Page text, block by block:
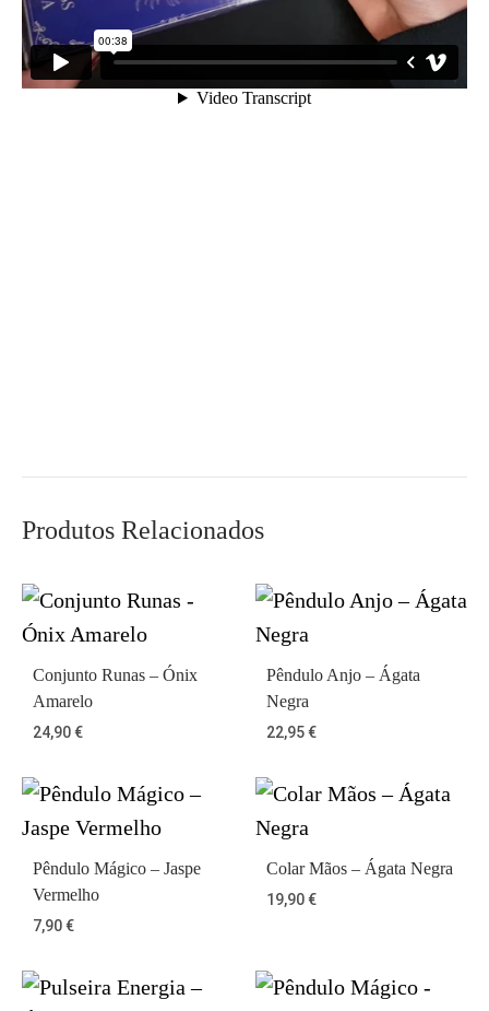
Produtos Relacionados
Conjunto Runas – Ónix
Amarelo
24,90€
Pêndulo Anjo – Ágata
Negra
22,95€
Pêndulo Mágico – Jaspe
Vermelho
7,90€
Colar Mãos – Ágata Negra
19,90€